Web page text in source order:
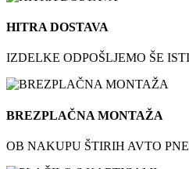
HITRA DOSTAVA
IZDELKE ODPOŠLJEMO ŠE
BREZPLAČNA MONTAŽA
OB NAKUPU ŠTIRIH AVTO